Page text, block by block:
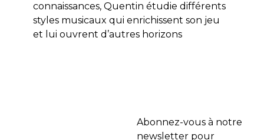
connaissances, Quentin étudie différents
styles musicaux qui enrichissent son jeu
et lui ouvrent d’autres horizons
Abonnez-vous à notre
newsletter pour